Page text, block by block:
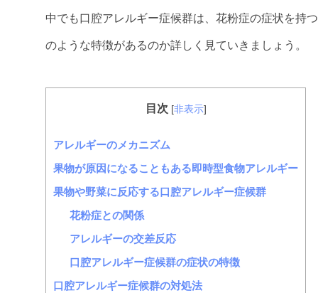
中でも口腔アレルギー症候群は、花粉症の症状を持
のような特徴があるのか詳しく見ていきましょう。
目次 [非表示]
アレルギーのメカニズム
果物が原因になることもある即時型食物アレルギー
果物や野菜に反応する口腔アレルギー症候群
花粉症との関係
アレルギーの交差反応
口腔アレルギー症候群の症状の特徴
口腔アレルギー症候群の対処法